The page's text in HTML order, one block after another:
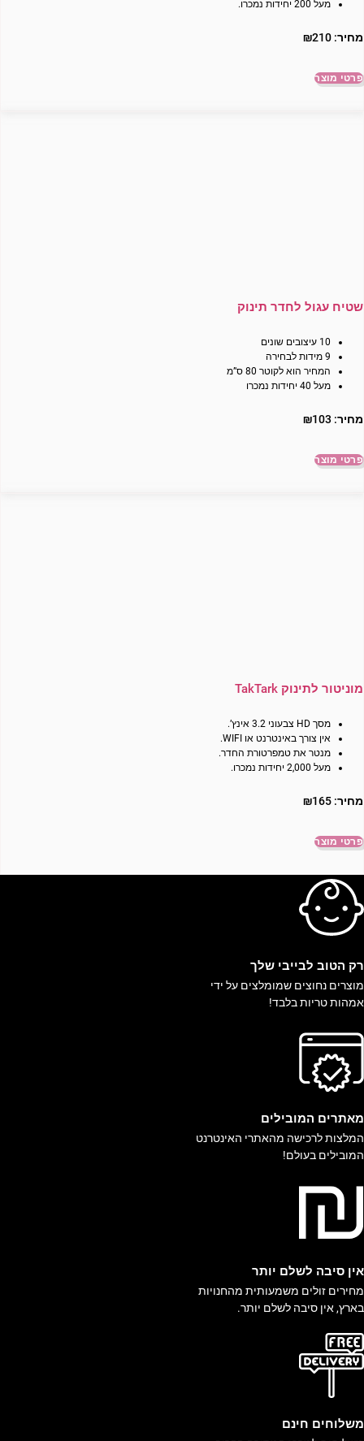
מעל 200 יחידות נמכרו.
מחיר: ₪210
פרטי מוצר
שטיח עגול לחדר תינוק
10 עיצובים שונים
9 מידות לבחירה
המחיר הוא לקוטר 80 ס”מ
מעל 40 יחידות נמכרו
מחיר: ₪103
פרטי מוצר
מוניטור לתינוק TakTark
מסך HD צבעוני 3.2 אינץ’.
אין צורך באינטרנט או WIFI.
מנטר את טמפרטורת החדר.
מעל 2,000 יחידות נמכרו.
מחיר: ₪165
פרטי מוצר
רק הטוב לבייבי שלך
מוצרים נחוצים שמומלצים על ידי
אמהות טריות בלבד!
מאתרים המובילים
המלצות לרכישה מהאתרי האינטרנט
המובילים בעולם!
אין סיבה לשלם יותר
מחירים זולים משמעותית מהחנויות
בארץ, אין סיבה לשלם יותר.
משלוחים חינם